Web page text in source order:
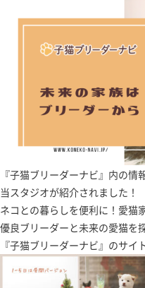
『子猫ブリーダーナビ』内の
当スタジオが紹介されました！
ネコとの暮らしを便利に！愛猫
優良ブリーダーと未来の愛猫を
『子猫ブリーダーナビ』のサイ